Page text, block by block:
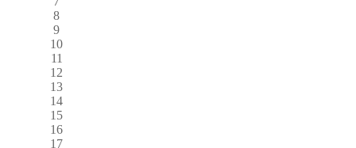
8
9
10
11
12
13
14
15
16
17